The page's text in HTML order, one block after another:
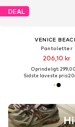
DEAL
VENICE
Pantoletter
206,10 kr
Oprindeligt:
Sidste laveste pris: